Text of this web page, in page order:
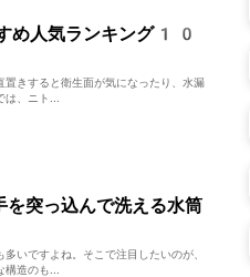
め人気ランキング10
きすると衛生面が気になったり、水漏
、ニト...
突っ込んで洗える水筒
いですよね。そこで注目したいのが、
造のも...